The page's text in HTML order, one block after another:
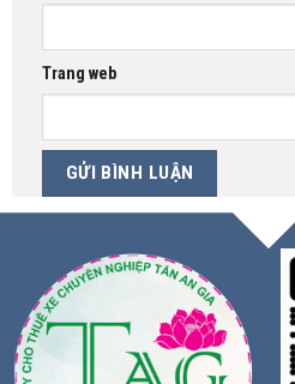
Trang web